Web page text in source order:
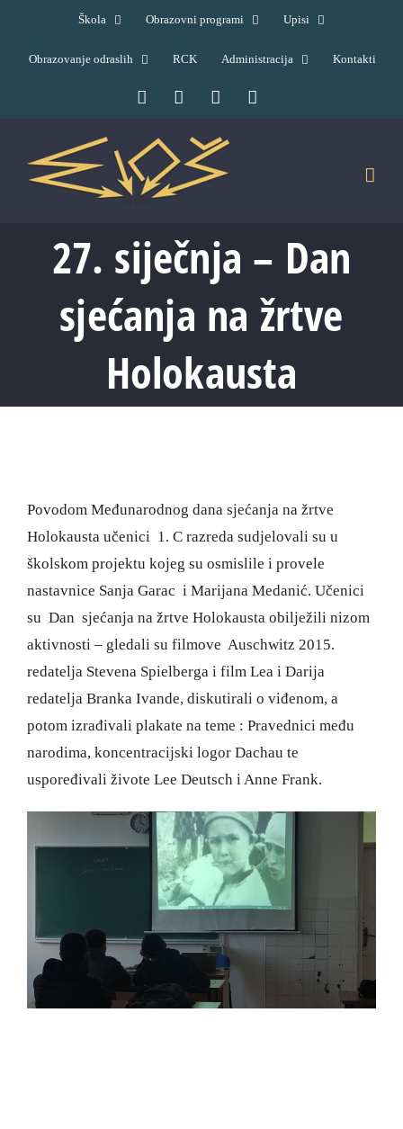
content
Škola Obrazovni programi Upisi
Obrazovanje odraslih RCK Administracija Kontakti
FacebookYouTube
27. siječnja – Dan
sjećanja na žrtve
Holokausta
Povodom Međunarodnog dana sjećanja na žrtve
Holokausta učenici 1. C razreda sudjelovali su u
školskom projektu kojeg su osmislile i provele
nastavnice Sanja Garac i Marijana Medanić. Učenici
su Dan sjećanja na žrtve Holokausta obilježili nizom
aktivnosti – gledali su filmove Auschwitz 2015.
redatelja Stevena Spielberga i film Lea i Darija
redatelja Branka Ivande, diskutirali o viđenom, a
potom izrađivali plakate na teme : Pravednici među
narodima, koncentracijski logor Dachau te
uspoređivali živote Lee Deutsch i Anne Frank.